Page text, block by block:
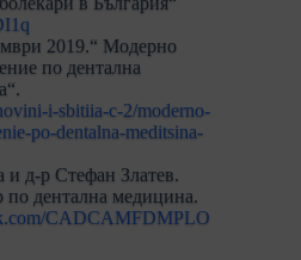
2019.“ Модерно
по дентална
i-sbitiia-c-2/moderno-
po-dentalna-meditsina-
д-р Стефан Златев.
дентална медицина.
CADCAMFDMPLO